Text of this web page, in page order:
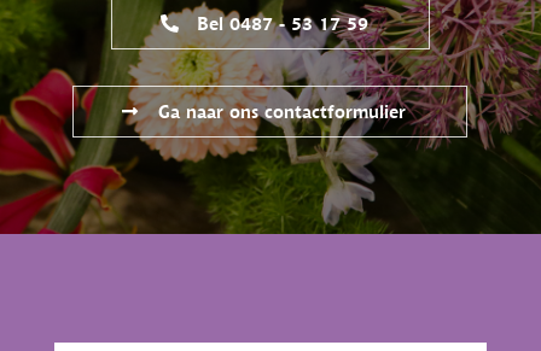
Bel 0487 - 53 17 59
Ga naar ons contactformulier